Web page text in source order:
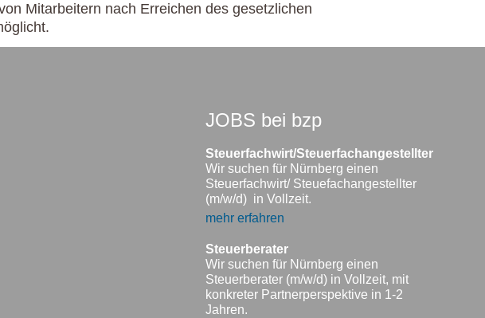
Mitarbeitern nach Erreichen des gesetzlichen
JOBS bei bzp
Steuerfachwirt/Steuerfachangestellter
Wir suchen für Nürnberg einen
Steuerfachwirt/ Steuefachangestellter
(m/w/d) in Vollzeit.
mehr erfahren
Steuerberater
Wir suchen für Nürnberg einen
Steuerberater (m/w/d) in Vollzeit, mit
konkreter Partnerperspektive in 1-2
Jahren.